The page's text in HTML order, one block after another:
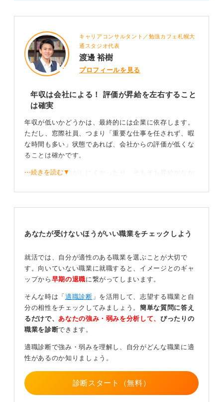
キャリアコンサルタント／勉強カフェ札幌大
通スタジオ代表
渡邊 裕樹
プロフィールを見る
年収は会社による！ 評価が昇給を左右すること
は確実
年収が低いかどうかは、最終的には企業に依存します。
ただし、窓際社員、つまり「重要な仕事を任されず、暇
な時間も多い」状態であれば、会社からの評価が低くな
ることは確かです。
その結果、昇給がしにくかったり、そもそも昇給がなか
し、ボーナスが社内で相対的に低くなる可能性も否めま
の平均よりは高い年収を得られるケースもゼロではない
常に成長を意識し、リスクを恐れず挑戦しよう！
員はリストラの対象になりえます。公務員ではリストラ
は考えにくいものの、責任ある魅力的な仕事を任され
ず、給与も上がらない可能性は高いです。
持論ですが、若手のうちは失敗が許容されやすい時期と
いえます。そのため、リスクを取ってでも多くの経験を
積み、成長機会を取りにいくことがおすすめです。
⋯続きを読む▼
あなたが受けないほうがいい職業をチェックしよう
就活では、自分が適性のある職業を選ぶことが大切で
す。向いていない職業に就職すると、イメージとのギャ
ップから 早期の退職に繋がってしまいます。
そんな時は「 適職診断 」を活用して、志望する職業と自
分の相性をチェックしてみましょう。簡単な質問に答え
るだけで、 あなたの強み・弱みを分析して、 ぴったりの
職業を診断できます。
適職診断で強み・弱みを理解し、自分がどんな職業に適
性があるのか知りましょう。
診断スタート（無料）